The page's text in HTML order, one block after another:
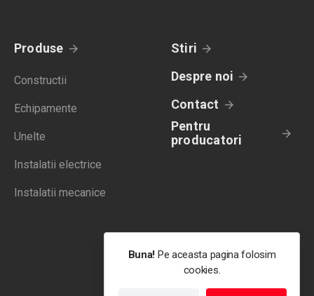
Produse
Constructii
Echipamente
Unelte
Instalatii electrice
Instalatii mecanice
Stiri
Despre noi
Contact
Pentru
producatori
Buna! Pe aceasta pagina folosim
cookies.